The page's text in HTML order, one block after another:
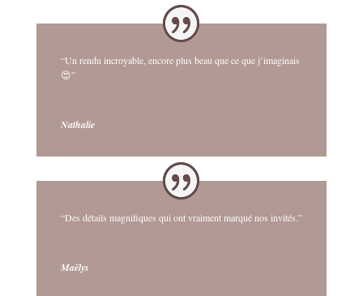
“Un rendu incroyable, encore plus beau que ce que j’imaginais
😍”
Nathalie
“Des détails magnifiques qui ont vraiment marqué nos invités.”
Maëlys